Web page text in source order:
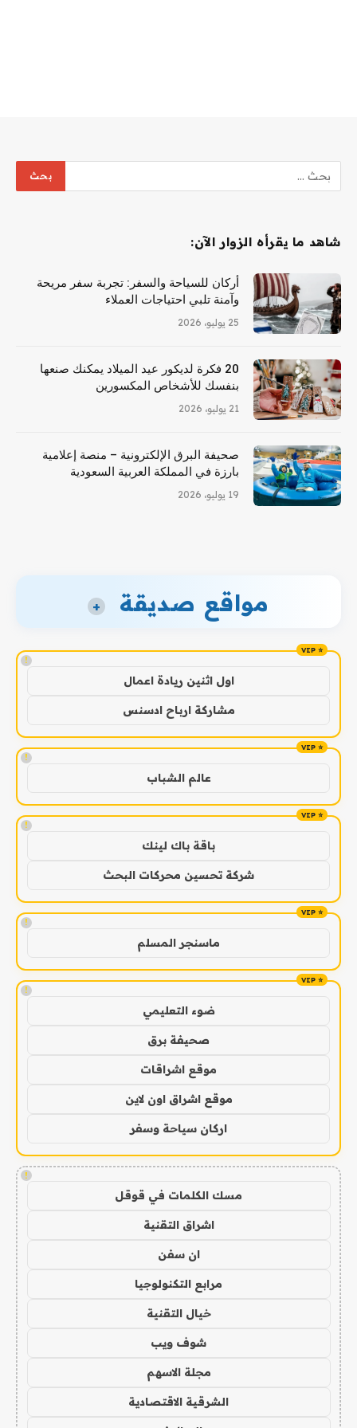
شاهد ما يقرأه الزوار الآن:
أركان للسياحة والسفر: تجربة سفر مريحة
وآمنة تلبي احتياجات العملاء
25 يوليو، 2026
20 فكرة لديكور عيد الميلاد يمكنك صنعها
بنفسك للأشخاص المكسورين
21 يوليو، 2026
صحيفة البرق الإلكترونية – منصة إعلامية
بارزة في المملكة العربية السعودية
19 يوليو، 2026
مواقع صديقة +
!
اول اثنين ريادة اعمال
مشاركة ارباح ادسنس
!
عالم الشباب
!
باقة باك لينك
شركة تحسين محركات البحث
!
ماسنجر المسلم
!
ضوء التعليمي
صحيفة برق
موقع اشراقات
موقع اشراق اون لاين
اركان سياحة وسفر
!
مسك الكلمات في قوقل
اشراق التقنية
ان سفن
مرابع التكنولوجيا
خيال التقنية
شوف ويب
مجلة الاسهم
الشرقية الاقتصادية